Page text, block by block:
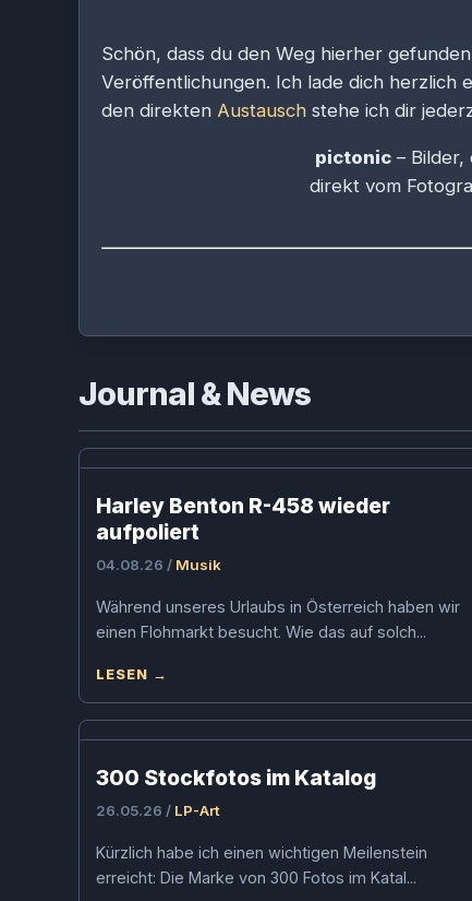
Schön, dass du den Weg hierher
Veröffentlichungen. Ich lade dich herzlich
den direkten Austausch stehe ich dir
pictonic –
direkt vom
Journal & News
Harley Benton R-458 wieder
aufpoliert
04.08.26 / Musik
Während unseres Urlaubs in Österreich haben wir
einen Flohmarkt besucht. Wie das auf solch...
LESEN →
300 Stockfotos im Katalog
26.05.26 / LP-Art
Kürzlich habe ich einen wichtigen Meilenstein
erreicht: Die Marke von 300 Fotos im Katal...